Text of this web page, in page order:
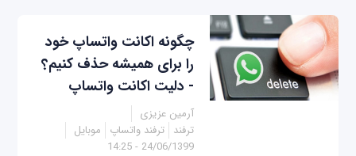
چگونه اکانت واتساپ خود
را برای همیشه حذف کنیم؟
- دلیت اکانت واتساپ
آرمین عزیزی
ترفند ترفند واتساپ
موبایل
24/06/1399 - 14:25